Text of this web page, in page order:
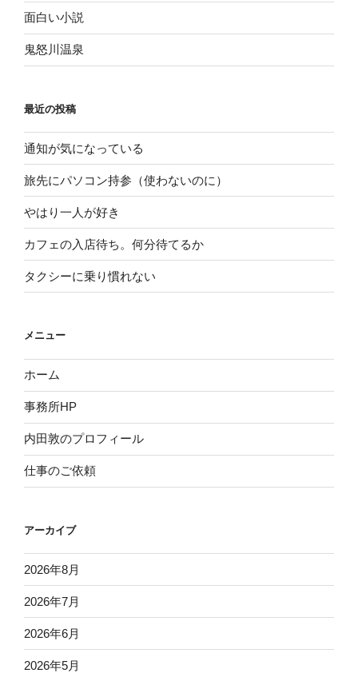
面白い小説
鬼怒川温泉
最近の投稿
通知が気になっている
旅先にパソコン持参（使わないのに）
やはり一人が好き
カフェの入店待ち。何分待てるか
タクシーに乗り慣れない
メニュー
ホーム
事務所HP
内田敦のプロフィール
仕事のご依頼
アーカイブ
2026年8月
2026年7月
2026年6月
2026年5月